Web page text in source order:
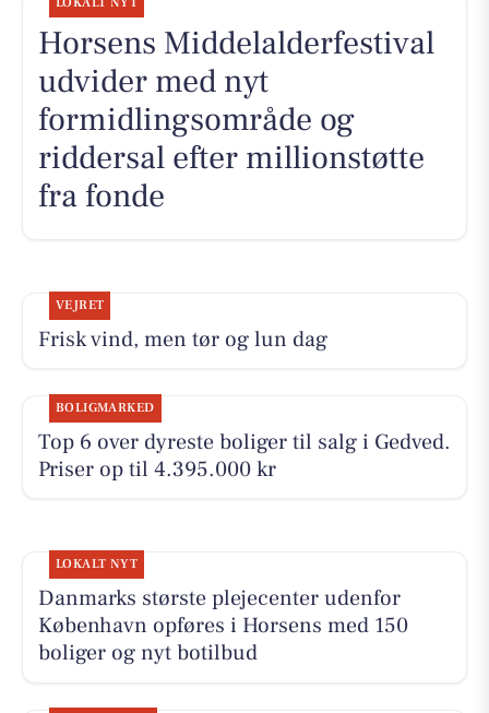
Horsens Middelalderfestival
udvider med nyt
formidlingsområde og
riddersal efter millionstøtte
fra fonde
VEJRET
Frisk vind, men tør og lun dag
BOLIGMARKED
Top 6 over dyreste boliger til salg i Gedved.
Priser op til 4.395.000 kr
LOKALT NYT
Danmarks største plejecenter udenfor
København opføres i Horsens med 150
boliger og nyt botilbud